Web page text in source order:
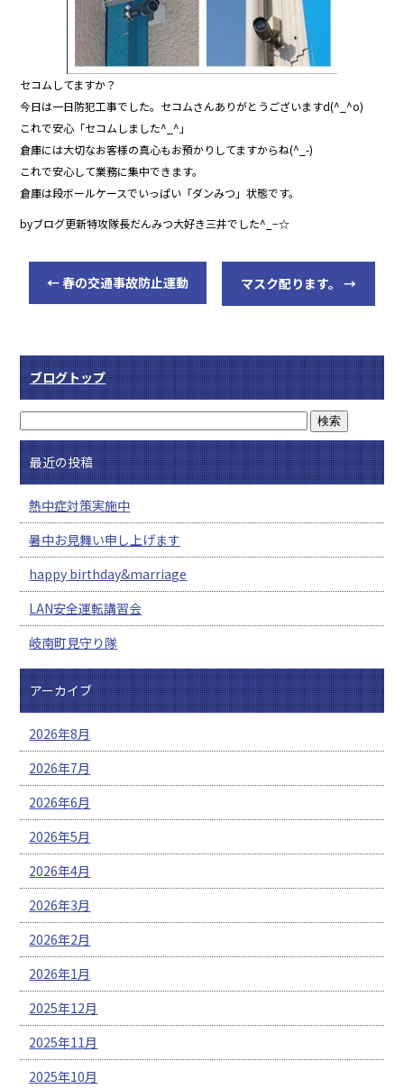
セコムしてますか？
今日は一日防犯工事でした。セコムさんありがとうございますd(^_^o)
これで安心「セコムしました^_^」
倉庫には大切なお客様の真心もお預かりしてますからね(^_-)
これで安心して業務に集中できます。
倉庫は段ボールケースでいっぱい「ダンみつ」状態です。
byブログ更新特攻隊長だんみつ大好き三井でした^_−☆
← 春の交通事故防止運動 マスク配ります。 →
ブログトップ
最近の投稿
熱中症対策実施中
暑中お見舞い申し上げます
happy birthday&marriage
LAN安全運転講習会
岐南町見守り隊
アーカイブ
2026年8月
2026年7月
2026年6月
2026年5月
2026年4月
2026年3月
2026年2月
2026年1月
2025年12月
2025年11月
2025年10月